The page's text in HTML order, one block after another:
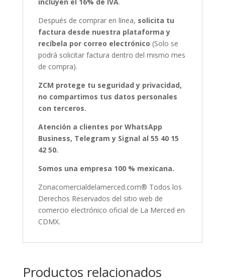
Después de comprar en línea, solicita tu
factura desde nuestra plataforma y
recíbela por correo electrónico (Solo se
podrá solicitar factura dentro del mismo mes
de compra).
ZCM protege tu seguridad y privacidad,
no compartimos tus datos personales
con terceros.
Atención a clientes por WhatsApp
Business, Telegram y Signal al 55 40 15
42 50.
Somos una empresa 100 % mexicana.
Zonacomercialdelamerced.com® Todos los
Derechos Reservados del sitio web de
comercio electrónico oficial de La Merced en
CDMX.
Productos relacionados